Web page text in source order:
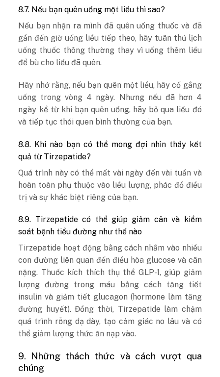
8.7. Nếu bạn quên uống một liều thì sao?
Nếu bạn nhận ra mình đã quên uống thuốc và đã
gần đến giờ uống liều tiếp theo, hãy tuân thủ lịch
uống thuốc thông thường thay vì uống thêm liều
để bù cho liều đã quên.
Hãy nhớ rằng, nếu bạn quên một liều, hãy cố gắng
uống trong vòng 4 ngày. Nhưng nếu đã hơn 4
ngày kể từ khi bạn quên uống, hãy bỏ qua liều đó
và tiếp tục thói quen bình thường của bạn.
8.8. Khi nào bạn có thể mong đợi nhìn thấy kết
quả từ Tirzepatide?
Quá trình này có thể mất vài ngày đến vài tuần và
hoàn toàn phụ thuộc vào liều lượng, phác đồ điều
trị và sự khác biệt riêng của bạn.
8.9. Tirzepatide có thể giúp giảm cân và kiểm
soát bệnh tiểu đường như thế nào
Tirzepatide hoạt động bằng cách nhắm vào nhiều
con đường liên quan đến điều hòa glucose và cân
nặng. Thuốc kích thích thụ thể GLP-1, giúp giảm
lượng đường trong máu bằng cách tăng tiết
insulin và giảm tiết glucagon (hormone làm tăng
đường huyết). Đồng thời, Tirzepatide làm chậm
quá trình rỗng dạ dày, tạo cảm giác no lâu và có
thể giảm lượng thức ăn nạp vào.
9. Những thách thức và cách vượt qua
chúng